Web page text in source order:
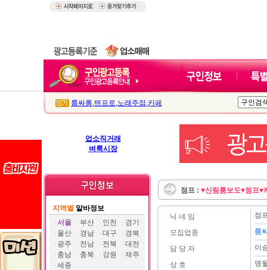
룸싸롱,텐프로,노래주점 ,카페
업소직거래
벼룩시장
지역별 알바정보
서울
부산 인천
경기
울산
경남 대구
경북
광주
전남 전북
대전
충남
충북 강원
제주
세종
점프 : ♥신림룸보도♥점프♥
닉 네 임
모집업종
담 당 자
상 호
점
룸
이
명